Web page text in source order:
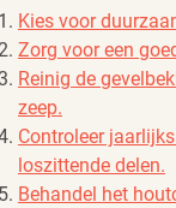
Kies voor
Zorg voor een
Reinig de
zeep.
Controleer
loszittende delen.
Behandel het